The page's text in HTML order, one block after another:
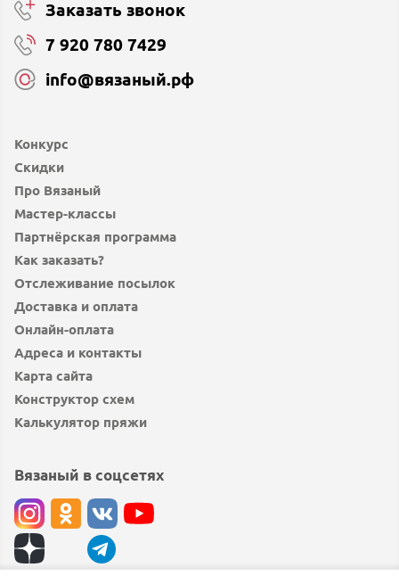
Конкурс
Скидки
Про Вязаный
Мастер-классы
Партнёрская программа
Как заказать?
Отслеживание посылок
Доставка и оплата
Онлайн-оплата
Адреса и контакты
Карта сайта
Конструктор схем
Калькулятор пряжи
Заказать звонок
7 920 780 7429
info@вязаный.рф
Вязаный в соцсетях